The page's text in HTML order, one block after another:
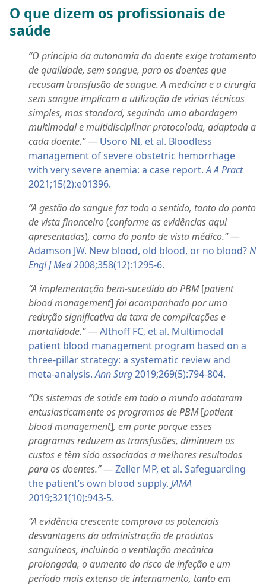
O que dizem os profissionais de
saúde
“O princípio da autonomia do doente exige tratamento
de qualidade, sem sangue, para os doentes que
recusam transfusão de sangue. A medicina e a cirurgia
sem sangue implicam a utilização de várias técnicas
simples, mas standard, seguindo uma abordagem
multimodal e multidisciplinar protocolada, adaptada a
cada doente.”— Usoro NI, et al. Bloodless
management of severe obstetric hemorrhage
with very severe anemia: a case report.A A Pract
2021;15(2):e01396.
“A gestão do sangue faz todo o sentido, tanto do ponto
de vista financeiro(conforme as evidências aqui
apresentadas), como do ponto de vista médico.”—
Adamson JW. New blood, old blood, or no blood?N
Engl J Med2008;358(12):1295-6.
“A implementação bem-sucedida do PBM[patient
blood management] foi acompanhada por uma
redução significativa da taxa de complicações e
mortalidade.”—Althoff FC, et al. Multimodal
patient blood management program based on a
three-pillar strategy: a systematic review and
meta-analysis.Ann Surg2019;269(5):794-804.
“Os sistemas de saúde em todo o mundo adotaram
entusiasticamente os programas de PBM[patient
blood management], em parte porque esses
programas reduzem as transfusões, diminuem os
custos e têm sido associados a melhores resultados
para os doentes.”—Zeller MP, et al. Safeguarding
the patient’s own blood supply. JAMA
2019;321(10):943-5.
“A evidência crescente comprova as potenciais
desvantagens da administração de produtos
sanguíneos, incluindo a ventilação mecânica
prolongada, o aumento do risco de infeção e um
período mais extenso de internamento, tanto em